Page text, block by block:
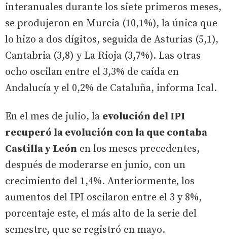
interanuales durante los siete primeros meses,
se produjeron en Murcia (10,1%), la única que
lo hizo a dos dígitos, seguida de Asturias (5,1),
Cantabria (3,8) y La Rioja (3,7%). Las otras
ocho oscilan entre el 3,3% de caída en
Andalucía y el 0,2% de Cataluña, informa Ical.
En el mes de julio, la evolución del IPI
recuperó la evolución con la que contaba
Castilla y León en los meses precedentes,
después de moderarse en junio, con un
crecimiento del 1,4%. Anteriormente, los
aumentos del IPI oscilaron entre el 3 y 8%,
porcentaje este, el más alto de la serie del
semestre, que se registró en mayo.